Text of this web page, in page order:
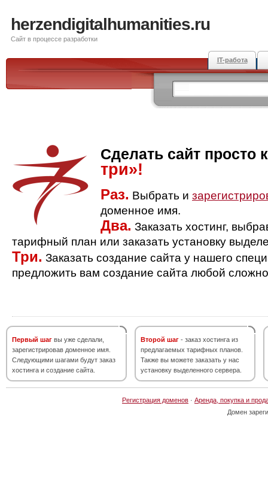
herzendigitalhumanities.ru
Сайт в процессе разработки
IT-работа
Сделать сайт просто
три»!
Раз. Выбрать и
доменное имя.
Два. Заказать хостинг,
тарифный план или заказать установку
Три. Заказать создание сайта у нашего
предложить вам создание сайта любой
Первый шаг вы уже сделали,
зарегистрировав доменное имя.
Следующими шагами будут заказ
хостинга и создание сайта.
Второй шаг - заказ хостинга из
предлагаемых тарифных планов.
Также вы можете заказать у нас
установку выделенного сервера.
Регистрация доменов · Аренда, покупка и
Домен